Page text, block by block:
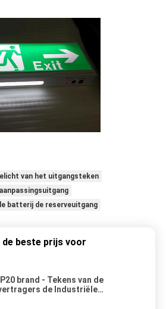
van het uitgangsteken
batterij de reserveuitgang
de beste prijs voor
IP20 brand - Tekens van de
de Industriële